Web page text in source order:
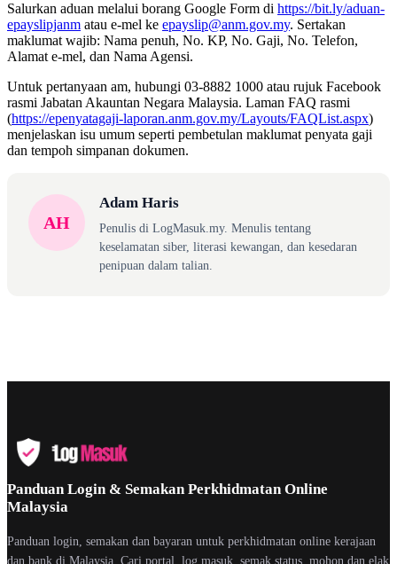
Salurkan aduan melalui borang Google Form di https://bit.ly/aduan-
epayslipjanm atau e-mel ke epayslip@anm.gov.my. Sertakan
maklumat wajib: Nama penuh, No. KP, No. Gaji, No. Telefon,
Alamat e-mel, dan Nama Agensi.
Untuk pertanyaan am, hubungi 03-8882 1000 atau rujuk Facebook
rasmi Jabatan Akauntan Negara Malaysia. Laman FAQ rasmi
(https://epenyatagaji-laporan.anm.gov.my/Layouts/FAQList.aspx)
menjelaskan isu umum seperti pembetulan maklumat penyata gaji
dan tempoh simpanan dokumen.
AH
Adam Haris
Penulis di LogMasuk.my. Menulis tentang
keselamatan siber, literasi kewangan, dan kesedaran
penipuan dalam talian.
Panduan Login & Semakan Perkhidmatan Online
Malaysia
Panduan login, semakan dan bayaran untuk perkhidmatan online kerajaan
dan bank di Malaysia. Cari portal, log masuk, semak status, mohon dan elak